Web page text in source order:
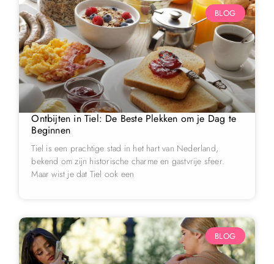
BLOG
Ontbijten in Tiel: De Beste Plekken om je Dag te
Beginnen
Tiel is een prachtige stad in het hart van Nederland,
bekend om zijn historische charme en gastvrije sfeer.
Maar wist je dat Tiel ook een
BLOG